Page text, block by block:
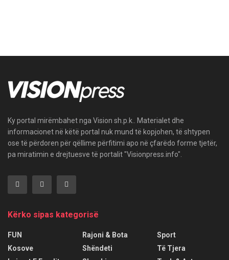
Ky portal mirëmbahet nga Vision sh.p.k.. Materialet dhe
informacionet në këtë portal nuk mund të kopjohen, të shtypen
ose të përdoren për qëllime përfitimi apo në çfarëdo forme tjetër,
pa miratimin e drejtuesve të portalit "Visionpress.info".
Kërko sipas kategorisë
FUN
Kosove
Rajoni & Bota
Shëndeti
Sport
Të Tjera